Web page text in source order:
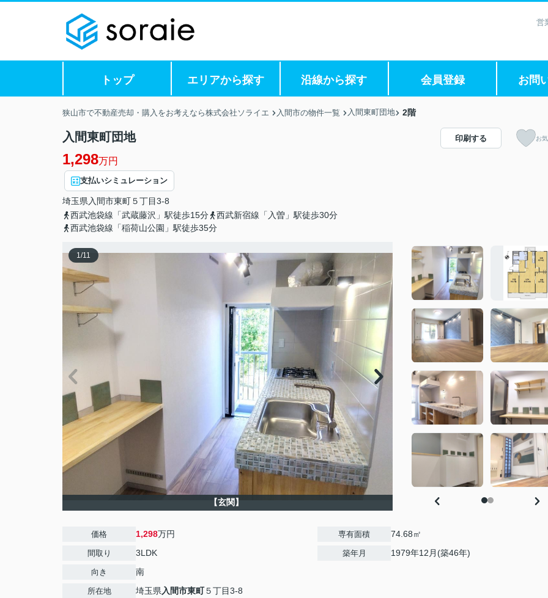
営
トップ エリアから探す 沿線から探す 会員登録 お問
狭山市で不動産売却・購入をお考えなら株式会社ソライエ 入間市の物件一覧 入間東町団地 2階
入間東町団地
1,298万円
支払いシミュレーション
埼玉県 入間市東町５丁目3-8
西武池袋線「武蔵藤沢」駅徒歩15分
西武新宿線「入曽」駅徒歩30分
西武池袋線「稲荷山公園」駅徒歩35分
印刷する お
1/11
【玄関】
価格 1,298万円
間取り 3LDK
向き 南
所在地 埼玉県 入間市東町５丁目3-8
専有面積 74.68㎡
築年月 1979年12月(築46年)